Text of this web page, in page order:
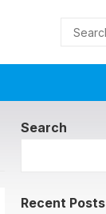
Search
Recent Posts